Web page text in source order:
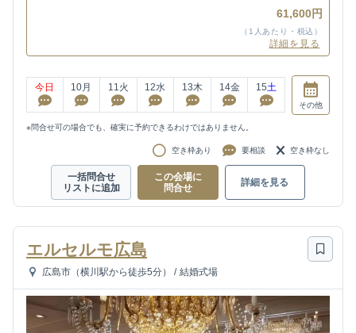
61,600円
（1人あたり・税込）
詳細を見る
今日 10月 11火 12水 13木 14金 15土
その他
※問合せ可の場合でも、確実に予約できるわけではありません。
空き枠あり 要相談 空き枠なし
一括問合せ
リストに追加
この会場に
問合せ
詳細を見る
エルセルモ広島
広島市（横川駅から徒歩5分） / 結婚式場